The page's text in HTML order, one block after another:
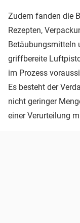
Zudem fanden die
Rezepten,
Betäubungsmitteln
griffbereite
im Prozess
Es besteht der
nicht geringer
einer Verurteilung